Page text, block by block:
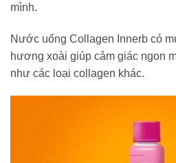
mình.
Nước uống Collagen Innerb có
hương xoài giúp cảm giác ngon
như các loại collagen khác.